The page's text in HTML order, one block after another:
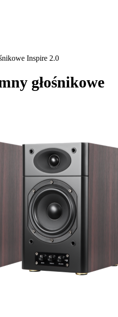
Inspire 2.0
głośnikowe